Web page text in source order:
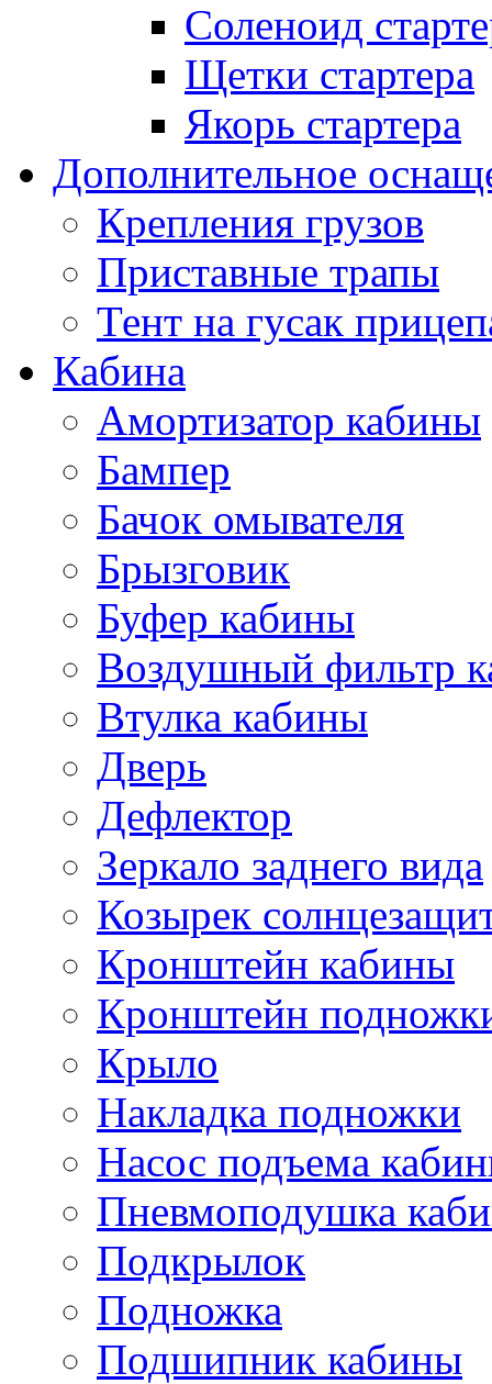
Соленоид
Щетки стартера
Якорь стартера
Дополнительное
Крепления грузов
Приставные трапы
Тент на гусак
Кабина
Амортизатор кабины
Бампер
Бачок омывателя
Брызговик
Буфер кабины
Воздушный фильтр
Втулка кабины
Дверь
Дефлектор
Зеркало заднего вида
Козырек
Кронштейн кабины
Кронштейн
Крыло
Накладка подножки
Насос подъема
Пневмоподушка
Подкрылок
Подножка
Подшипник кабины